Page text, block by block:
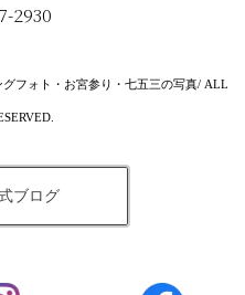
2930
フォト・お宮参り・七五三の写真/ ALL
ブログ